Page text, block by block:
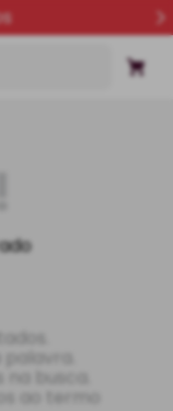
busca.
ao termo